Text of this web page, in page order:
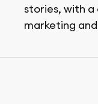
stories, with
marketing